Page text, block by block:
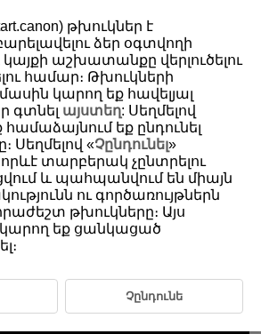
for shooting that matches the
թխուկներ է
ձեր օգտվողի
աշխատանքը վերլուծելու
համար։ Թխուկների
կարող եք հավելյալ
գտնել այստեղ: Սեղմելով
համաձայնում եք ընդունել
Սեղմելով «Չընդունել»
տարբերակ չընտրելու
և պահպանվում են միայն
ու գործառույթներն
թխուկները։ Այս
եք ցանկացած
Չընդունե